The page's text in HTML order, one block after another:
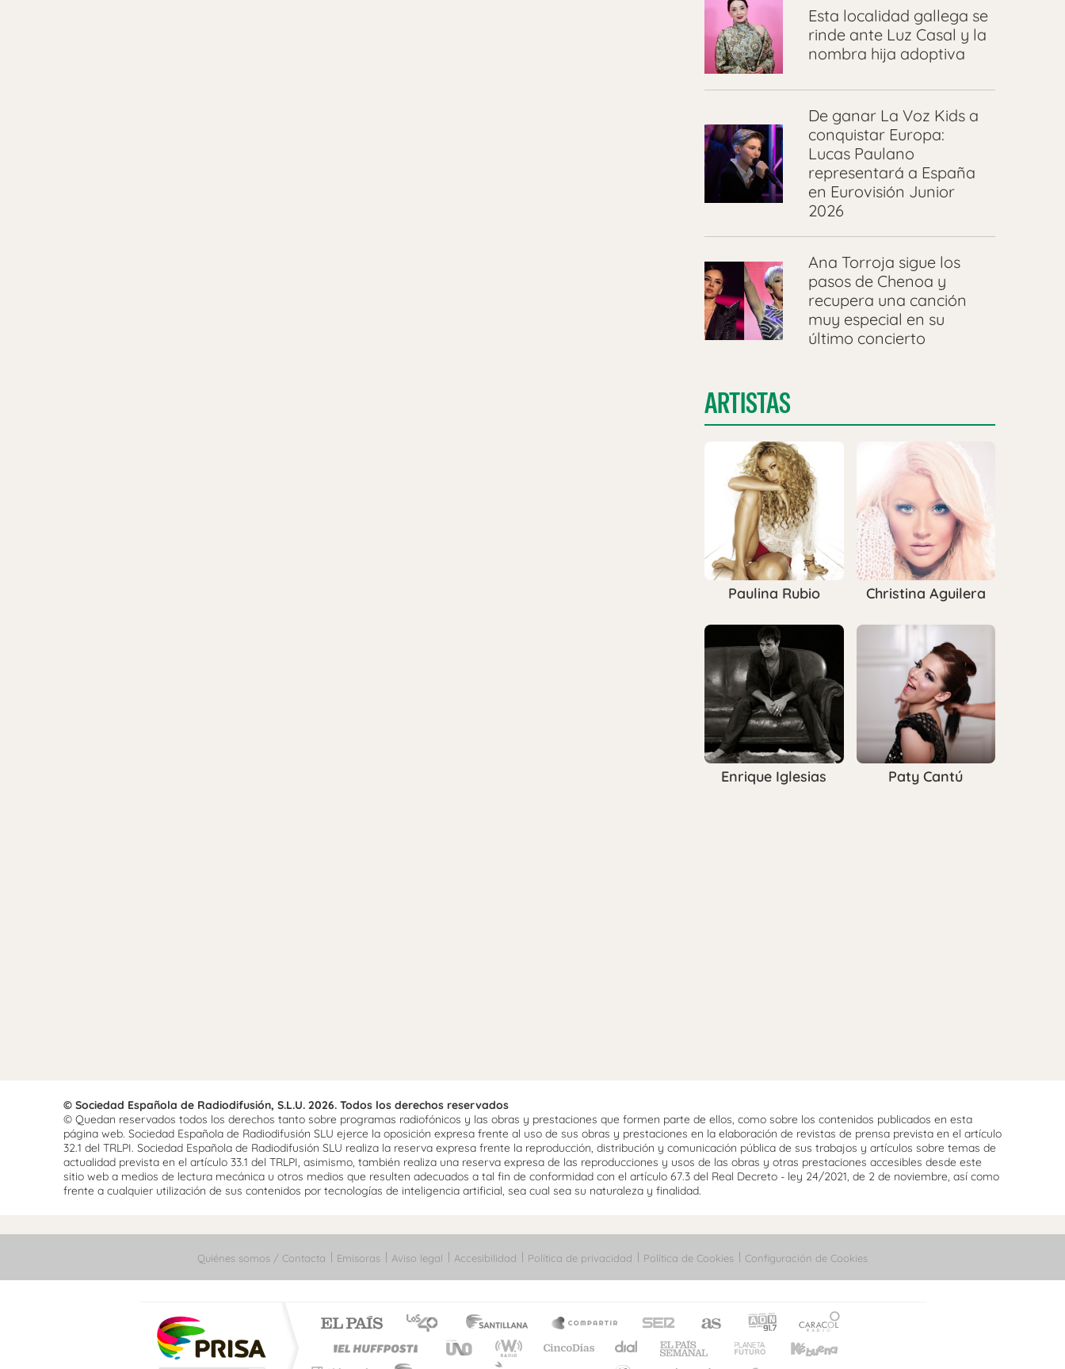
Esta localidad gallega se
rinde ante Luz Casal y la
nombra hija adoptiva
De ganar La Voz Kids a
conquistar Europa:
Lucas Paulano
representará a España
en Eurovisión Junior
2026
Ana Torroja sigue los
pasos de Chenoa y
recupera una canción
muy especial en su
último concierto
ARTISTAS
Paulina Rubio Christina Aguilera
Enrique Iglesias Paty Cantú
© Sociedad Española de Radiodifusión, S.L.U. 2026. Todos los derechos reservados
© Quedan reservados todos los derechos tanto sobre programas radiofónicos y las obras y prestaciones que formen parte de ellos, como sobre los contenidos publicados en esta
página web. Sociedad Española de Radiodifusión SLU ejerce la oposición expresa frente al uso de sus obras y prestaciones en la elaboración de revistas de prensa prevista en el artículo
32.1 del TRLPI. Sociedad Española de Radiodifusión SLU realiza la reserva expresa frente la reproducción, distribución y comunicación pública de sus trabajos y artículos sobre temas de
actualidad prevista en el artículo 33.1 del TRLPI, asimismo, también realiza una reserva expresa de las reproducciones y usos de las obras y otras prestaciones accesibles desde este
sitio web a medios de lectura mecánica u otros medios que resulten adecuados a tal fin de conformidad con el artículo 67.3 del Real Decreto - ley 24/2021, de 2 de noviembre, así como
frente a cualquier utilización de sus contenidos por tecnologías de inteligencia artificial, sea cual sea su naturaleza y finalidad.
Quiénes somos / Contacta Emisoras Aviso legal Accesibilidad Política de privacidad Política de Cookies Configuración de Cookies